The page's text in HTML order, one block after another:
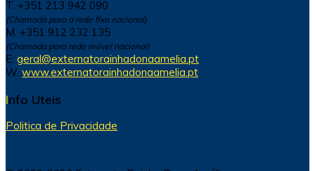
T. +351 213 942 090
(Chamada para a rede fixa nacional)
M. +351 912 232 135
(Chamada para rede móvel nacional)
E. geral@externatorainhadonaamelia.pt
W. www.externatorainhadonaamelia.pt
Info Uteis
Politica de Privacidade